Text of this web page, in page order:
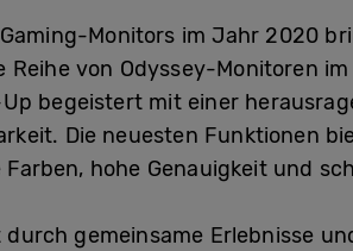
Monitors im Jahr 2020
Reihe von Odyssey-Monitoren
begeistert mit einer
Die neuesten Funktionen
hohe Genauigkeit und
gemeinsame Erlebnisse